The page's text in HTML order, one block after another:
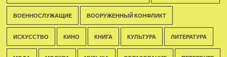
ВОЕННОСЛУЖАЩИЕ ВООРУЖЕННЫЙ КОНФЛИКТ
ИСКУССТВО КИНО КНИГА КУЛЬТУРА ЛИТЕРАТУРА